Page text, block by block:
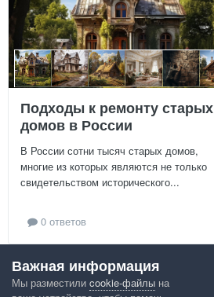
Подходы к ремонту старых
домов в России
В России сотни тысяч старых домов,
многие из которых являются не только
свидетельством исторического...
0 ответов
Посмотреть всё
Важная информация
Мы разместили cookie-файлы на